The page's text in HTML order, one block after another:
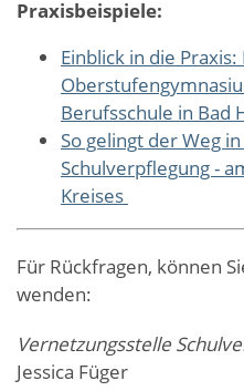
Praxisbeispiele:
Einblick in die
Berufsschule in Bad
So gelingt der Weg
Schulverpflegung -
Kreises
Für Rückfragen, können
wenden:
Vernetzungsstelle
Jessica Füger